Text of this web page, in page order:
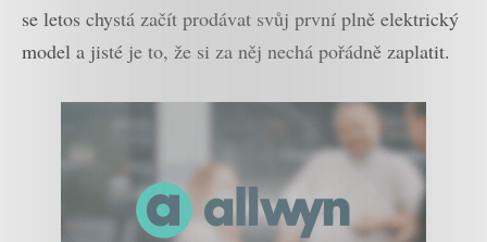
se letos chystá začít prodávat svůj první plně elektrický
model a jisté je to, že si za něj nechá pořádně zaplatit.